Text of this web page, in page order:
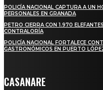
POLICÍA NACIONAL CAPTURA A UN
PERSONALES EN GRANADA
PETRO CIERRA CON 1.970
CONTRALORÍA
POLICÍA NACIONAL FORTALECE
GASTRONÓMICOS EN PUERTO
CASANARE